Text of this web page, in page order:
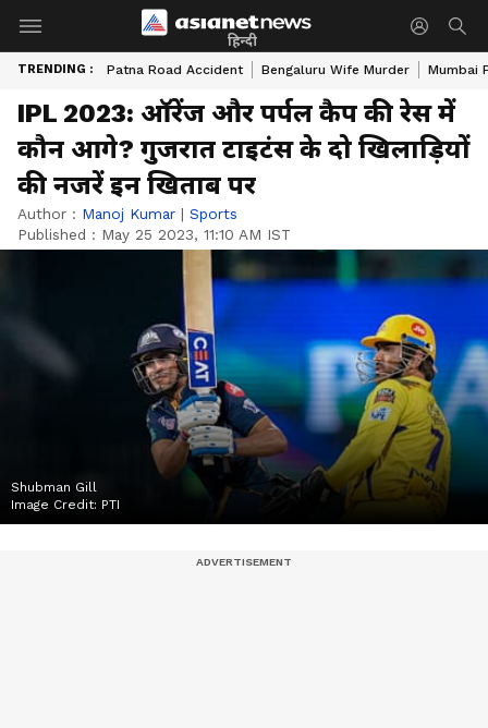
हिन्दी
TRENDING : Patna Road Accident Bengaluru Wife Murder Mumbai
IPL 2023: ऑरेंज और पर्पल कैप की रेस में
कौन आगे? गुजरात टाइटंस के दो खिलाड़ियों
की नजरें इन खिताब पर
Author : Manoj Kumar | Sports
Published : May 25 2023, 11:10 AM IST
Shubman Gill
Image Credit: PTI